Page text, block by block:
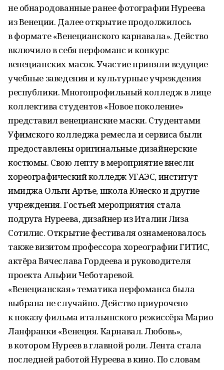
не обнародованные ранее фотографии Нуреева
из Венеции. Далее открытие продолжилось
в формате «Венецианского карнавала». Действо
включило в себя перфоманс и конкурс
венецианских масок. Участие приняли ведущие
учебные заведения и культурные учреждения
рес­публики. Многопрофильный колледж в лице
коллектива студентов «Новое поколение»
представил венецианские маски. Студентами
Уфимского колледжа ремесла и сервиса были
предоставлены оригинальные дизайнерские
костюмы. Свою лепту в мероприятие внесли
хорео­графический колледж УГАЭС, институт
имиджа Ольги Артье, школа Юнеско и другие
учреждения. Гостьей мероприятия стала
подруга Нуреева, дизайнер из Италии Лиза
Сотилис. Открытие фестиваля ознаменовалось
также визитом профессора хореографии ГИТИС,
актёра Вячеслава Гордеева и руководителя
проекта Альфии Чеботаревой.
«Венецианская» тематика перфоманса была
выбрана не случайно. Действо приурочено
к показу фильма итальянского режиссёра Марио
Ланфранки «Венеция. Карнавал. Любовь»,
в котором Нуреев в главной роли. Лента стала
последней работой Нуреева в кино. По словам